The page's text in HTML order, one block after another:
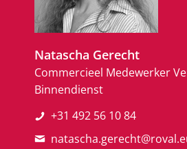
Natascha Gerecht
Commercieel Medewerker
Binnendienst
+31 492 56 10 84